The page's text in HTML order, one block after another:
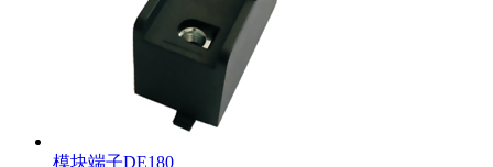
模块端子DE180